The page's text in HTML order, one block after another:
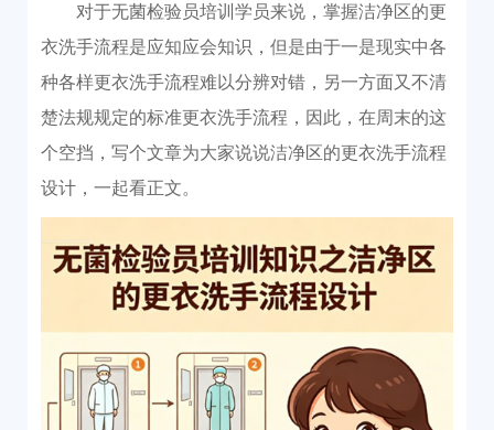
对于无菌检验员培训学员来说，掌握洁净区的更
衣洗手流程是应知应会知识，但是由于一是现实中各
种各样更衣洗手流程难以分辨对错，另一方面又不清
楚法规规定的标准更衣洗手流程，因此，在周末的这
个空挡，写个文章为大家说说洁净区的更衣洗手流程
设计，一起看正文。